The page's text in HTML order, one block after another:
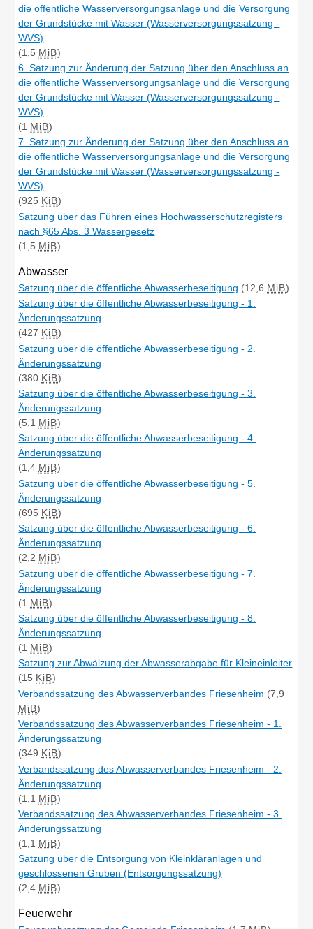
die öffentliche Wasserversorgungsanlage und die Versorgung
der Grundstücke mit Wasser (Wasserversorgungssatzung -
WVS)
(1,5 MiB)
6. Satzung zur Änderung der Satzung über den Anschluss an
die öffentliche Wasserversorgungsanlage und die Versorgung
der Grundstücke mit Wasser (Wasserversorgungssatzung -
WVS)
(1 MiB)
7. Satzung zur Änderung der Satzung über den Anschluss an
die öffentliche Wasserversorgungsanlage und die Versorgung
der Grundstücke mit Wasser (Wasserversorgungssatzung -
WVS)
(925 KiB)
Satzung über das Führen eines Hochwasserschutzregisters
nach §65 Abs. 3 Wassergesetz
(1,5 MiB)
Abwasser
Satzung über die öffentliche Abwasserbeseitigung (12,6 MiB)
Satzung über die öffentliche Abwasserbeseitigung - 1.
Änderungssatzung
(427 KiB)
Satzung über die öffentliche Abwasserbeseitigung - 2.
Änderungssatzung
(380 KiB)
Satzung über die öffentliche Abwasserbeseitigung - 3.
Änderungssatzung
(5,1 MiB)
Satzung über die öffentliche Abwasserbeseitigung - 4.
Änderungssatzung
(1,4 MiB)
Satzung über die öffentliche Abwasserbeseitigung - 5.
Änderungssatzung
(695 KiB)
Satzung über die öffentliche Abwasserbeseitigung - 6.
Änderungssatzung
(2,2 MiB)
Satzung über die öffentliche Abwasserbeseitigung - 7.
Änderungssatzung
(1 MiB)
Satzung über die öffentliche Abwasserbeseitigung - 8.
Änderungssatzung
(1 MiB)
Satzung zur Abwälzung der Abwasserabgabe für Kleineinleiter
(15 KiB)
Verbandssatzung des Abwasserverbandes Friesenheim (7,9
MiB)
Verbandssatzung des Abwasserverbandes Friesenheim - 1.
Änderungssatzung
(349 KiB)
Verbandssatzung des Abwasserverbandes Friesenheim - 2.
Änderungssatzung
(1,1 MiB)
Verbandssatzung des Abwasserverbandes Friesenheim - 3.
Änderungssatzung
(1,1 MiB)
Satzung über die Entsorgung von Kleinkläranlagen und
geschlossenen Gruben (Entsorgungssatzung)
(2,4 MiB)
Feuerwehr